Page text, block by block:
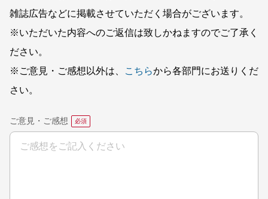
雑誌広告などに掲載させていただく場合がございます。
※いただいた内容へのご返信は致しかねますのでご了承く
ださい。
※ご意見・ご感想以外は、
こちらから各部門にお送りくだ
さい。
ご意見・ご感想